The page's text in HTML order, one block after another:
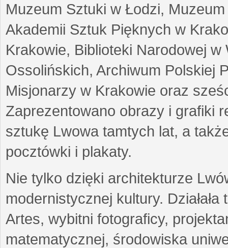
Muzeum Sztuki w Łodzi,
Akademii Sztuk Pięknych w
Krakowie, Biblioteki Narodowej
Ossolińskich, Archiwum Polskiej
Misjonarzy w Krakowie oraz
Zaprezentowano obrazy i grafiki
sztukę Lwowa tamtych lat, a
pocztówki i plakaty.
Nie tylko dzięki architekturze
modernistycznej kultury.
Artes, wybitni fotograficy,
matematycznej, środowiska